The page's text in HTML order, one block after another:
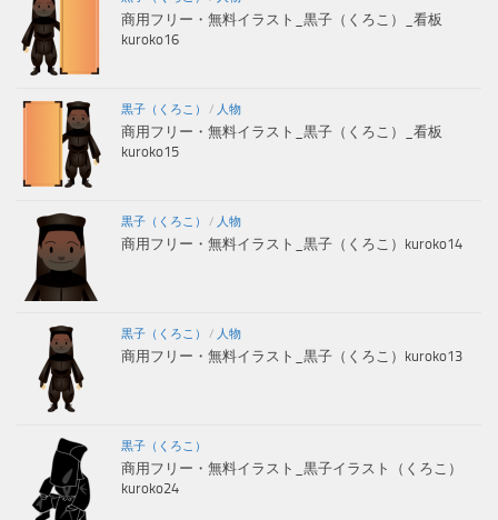
商用フリー・無料イラスト_黒子（くろこ）_看板
kuroko16
黒子（くろこ） / 人物
商用フリー・無料イラスト_黒子（くろこ）_看板
kuroko15
黒子（くろこ） / 人物
商用フリー・無料イラスト_黒子（くろこ）kuroko14
黒子（くろこ） / 人物
商用フリー・無料イラスト_黒子（くろこ）kuroko13
黒子（くろこ）
商用フリー・無料イラスト_黒子イラスト（くろこ）
kuroko24